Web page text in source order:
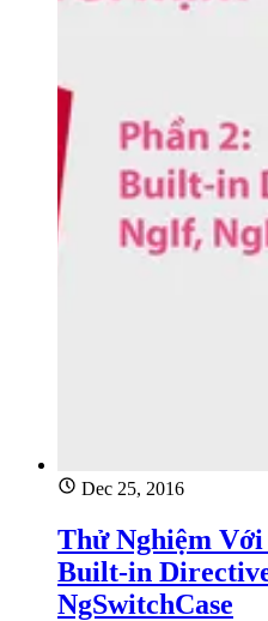
Dec 25, 2016
Thử Nghiệm
Built-in
NgSwitchCase